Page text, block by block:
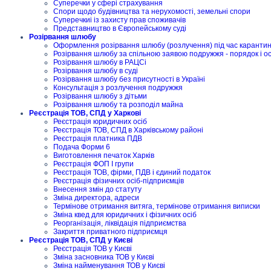
Суперечки у сфері страхування
Спори щодо будівництва та нерухомості, земельні спори
Суперечкиі із захисту прав споживачів
Представництво в Європейському суді
Розірвання шлюбу
Оформлення розірвання шлюбу (розлучення) під час
Розірвання шлюбу за спільною заявою подружжя - порядок і
Розірвання шлюбу в РАЦСі
Розірвання шлюбу в суді
Розірвання шлюбу без присутності в Україні
Консультація з розлучення подружжя
Розірвання шлюбу з дітьми
Розірвання шлюбу та розподіл майна
Реєстрація ТОВ, СПД у Харкові
Реєстрація юридичних осіб
Реєстрація ТОВ, СПД в Харківському районі
Реєстрація платника ПДВ
Подача Форми 6
Виготовлення печаток Харків
Реєстрація ФОП I групи
Реєстрація ТОВ, фірми, ПДВ і єдиний податок
Реєстрація фізичних осіб-підприємців
Внесення змін до статуту
Зміна директора, адреси
Термінове отримання витяга, термінове отримання виписки
Зміна квед для юридичних і фізичних осіб
Реорганізація, ліквідація підприємства
Закриття приватного підприємця
Реєстрація ТОВ, СПД у Києві
Реєстрація ТОВ у Києві
Зміна засновника ТОВ у Києві
Зміна найменування ТОВ у Києві